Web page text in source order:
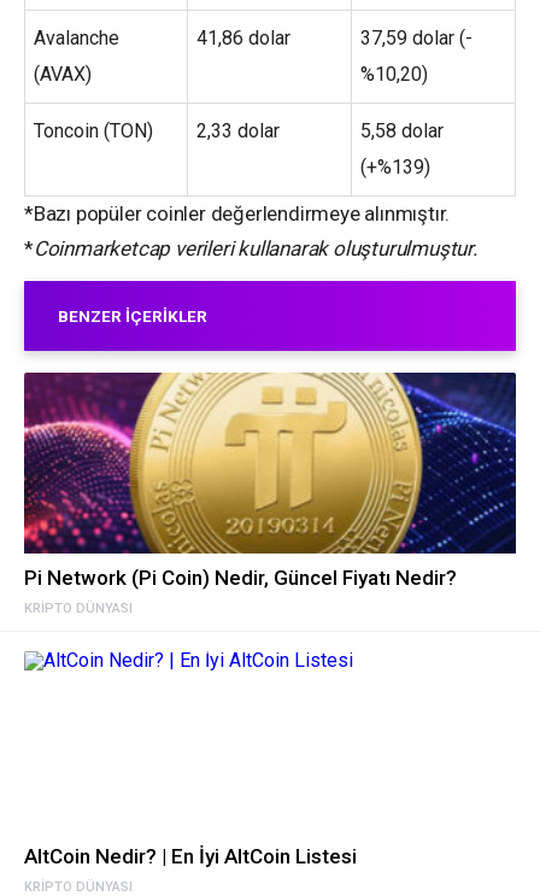
Avalanche
(AVAX)
41,86 dolar
37,59 dolar (-
%10,20)
Toncoin (TON) 2,33 dolar
5,58 dolar
(+%139)
*Bazı popüler coinler değerlendirmeye alınmıştır.
*Coinmarketcap verileri kullanarak oluşturulmuştur.
BENZER İÇERIKLER
KRIPTO DÜNYASI
Pi Network (Pi Coin) Nedir, Güncel Fiyatı Nedir?
KRIPTO DÜNYASI
AltCoin Nedir? | En İyi AltCoin Listesi